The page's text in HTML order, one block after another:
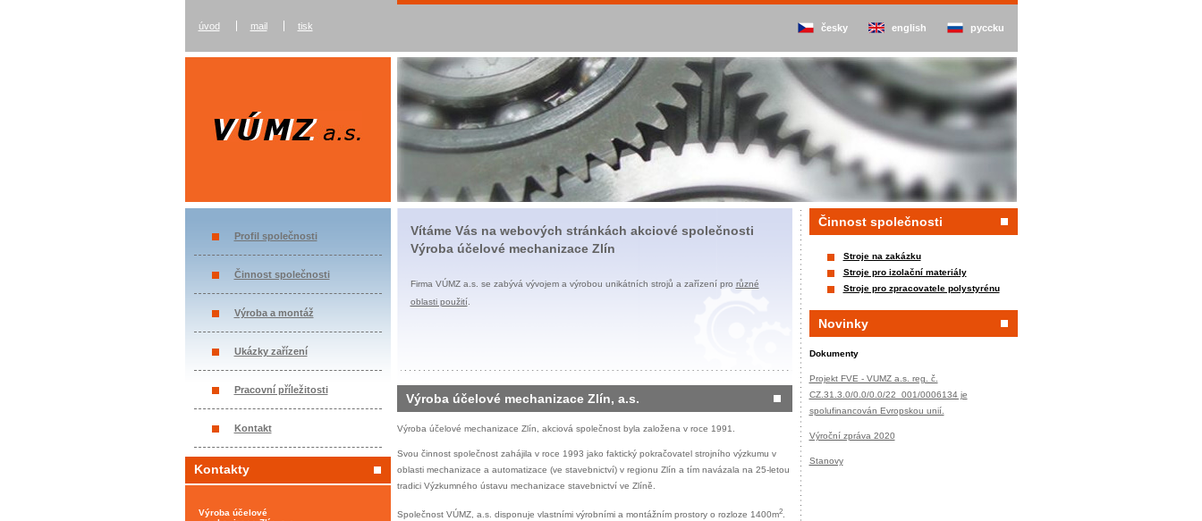
úvod mail tisk česky english pyccku
Profil společnosti
Činnost společnosti
Výroba a montáž
Ukázky zařízení
Pracovní příležitosti
Kontakt
Kontakty
Výroba účelové
Vítáme Vás na webových stránkách akciové společnosti
Výroba účelové mechanizace Zlín
Firma VÚMZ a.s. se zabývá vývojem a výrobou unikátních strojů a zařízení pro různé
oblasti použití.
Výroba účelové mechanizace Zlín, a.s.
Výroba účelové mechanizace Zlín, akciová společnost byla založena v roce 1991.
Svou činnost společnost zahájila v roce 1993 jako faktický pokračovatel strojního výzkumu v
oblasti mechanizace a automatizace (ve stavebnictví) v regionu Zlín a tím navázala na 25-letou
tradici Výzkumného ústavu mechanizace stavebnictví ve Zlíně.
Společnost VÚMZ, a.s. disponuje vlastními výrobními a montážním prostory o rozloze 1400m2.
Činnost společnosti
Stroje na zakázku
Stroje pro izolační materiály
Stroje pro zpracovatele polystyrénu
Novinky
Dokumenty
Projekt FVE - VUMZ a.s. reg. č.
CZ.31.3.0/0.0/0.0/22_001/0006134 je
spolufinancován Evropskou unií.
Výroční zpráva 2020
Stanovy